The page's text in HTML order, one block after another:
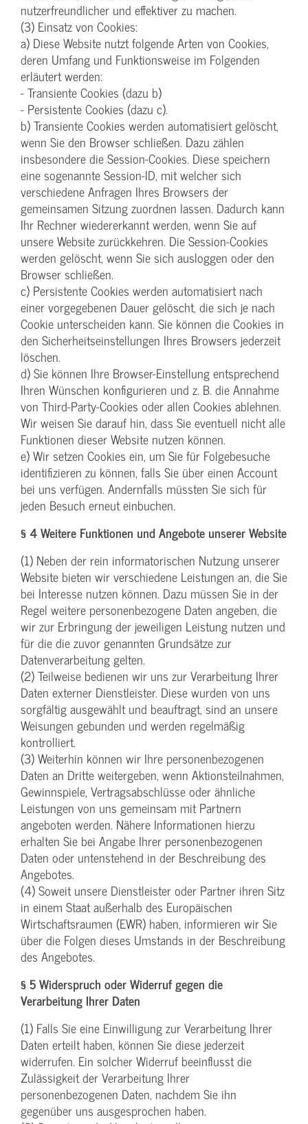
nutzerfreundlicher und effektiver zu machen.
(3) Einsatz von Cookies:
a) Diese Website nutzt folgende Arten von Cookies,
deren Umfang und Funktionsweise im Folgenden
erläutert werden:
- Transiente Cookies (dazu b)
- Persistente Cookies (dazu c).
b) Transiente Cookies werden automatisiert gelöscht,
wenn Sie den Browser schließen. Dazu zählen
insbesondere die Session-Cookies. Diese speichern
eine sogenannte Session-ID, mit welcher sich
verschiedene Anfragen Ihres Browsers der
gemeinsamen Sitzung zuordnen lassen. Dadurch kann
Ihr Rechner wiedererkannt werden, wenn Sie auf
unsere Website zurückkehren. Die Session-Cookies
werden gelöscht, wenn Sie sich ausloggen oder den
Browser schließen.
c) Persistente Cookies werden automatisiert nach
einer vorgegebenen Dauer gelöscht, die sich je nach
Cookie unterscheiden kann. Sie können die Cookies in
den Sicherheitseinstellungen Ihres Browsers jederzeit
löschen.
d) Sie können Ihre Browser-Einstellung entsprechend
Ihren Wünschen konfigurieren und z. B. die Annahme
von Third-Party-Cookies oder allen Cookies ablehnen.
Wir weisen Sie darauf hin, dass Sie eventuell nicht alle
Funktionen dieser Website nutzen können.
e) Wir setzen Cookies ein, um Sie für Folgebesuche
identifizieren zu können, falls Sie über einen Account
bei uns verfügen. Andernfalls müssten Sie sich für
jeden Besuch erneut einbuchen.
§ 4 Weitere Funktionen und Angebote unserer Website
(1) Neben der rein informatorischen Nutzung unserer
Website bieten wir verschiedene Leistungen an, die Sie
bei Interesse nutzen können. Dazu müssen Sie in der
Regel weitere personenbezogene Daten angeben, die
wir zur Erbringung der jeweiligen Leistung nutzen und
für die die zuvor genannten Grundsätze zur
Datenverarbeitung gelten.
(2) Teilweise bedienen wir uns zur Verarbeitung Ihrer
Daten externer Dienstleister. Diese wurden von uns
sorgfältig ausgewählt und beauftragt, sind an unsere
Weisungen gebunden und werden regelmäßig
kontrolliert.
(3) Weiterhin können wir Ihre personenbezogenen
Daten an Dritte weitergeben, wenn Aktionsteilnahmen,
Gewinnspiele, Vertragsabschlüsse oder ähnliche
Leistungen von uns gemeinsam mit Partnern
angeboten werden. Nähere Informationen hierzu
erhalten Sie bei Angabe Ihrer personenbezogenen
Daten oder untenstehend in der Beschreibung des
Angebotes.
(4) Soweit unsere Dienstleister oder Partner ihren Sitz
in einem Staat außerhalb des Europäischen
Wirtschaftsraumen (EWR) haben, informieren wir Sie
über die Folgen dieses Umstands in der Beschreibung
des Angebotes.
§ 5 Widerspruch oder Widerruf gegen die
Verarbeitung Ihrer Daten
(1) Falls Sie eine Einwilligung zur Verarbeitung Ihrer
Daten erteilt haben, können Sie diese jederzeit
widerrufen. Ein solcher Widerruf beeinflusst die
Zulässigkeit der Verarbeitung Ihrer
personenbezogenen Daten, nachdem Sie ihn
gegenüber uns ausgesprochen haben.